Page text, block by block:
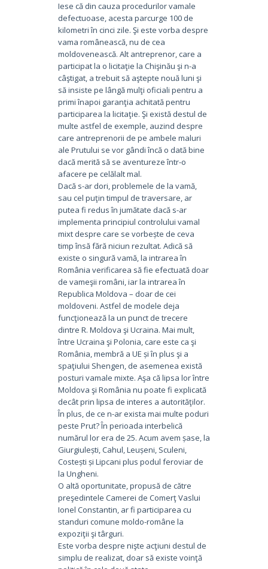
Iese că din cauza procedurilor vamale
defectuoase, acesta parcurge 100 de
kilometri în cinci zile. Şi este vorba despre
vama românească, nu de cea
moldovenească. Alt antreprenor, care a
participat la o licitaţie la Chişinău şi n-a
câştigat, a trebuit să aştepte nouă luni şi
să insiste pe lângă mulţi oficiali pentru a
primi înapoi garanţia achitată pentru
participarea la licitaţie. Şi există destul de
multe astfel de exemple, auzind despre
care antreprenorii de pe ambele maluri
ale Prutului se vor gândi încă o dată bine
dacă merită să se aventureze într-o
afacere pe celălalt mal.
Dacă s-ar dori, problemele de la vamă,
sau cel puţin timpul de traversare, ar
putea fi redus în jumătate dacă s-ar
implementa principiul controlului vamal
mixt despre care se vorbește de ceva
timp însă fără niciun rezultat. Adică să
existe o singură vamă, la intrarea în
România verificarea să fie efectuată doar
de vameşii români, iar la intrarea în
Republica Moldova – doar de cei
moldoveni. Astfel de modele deja
funcţionează la un punct de trecere
dintre R. Moldova şi Ucraina. Mai mult,
între Ucraina şi Polonia, care este ca şi
România, membră a UE și în plus şi a
spaţiului Shengen, de asemenea există
posturi vamale mixte. Aşa că lipsa lor între
Moldova şi România nu poate fi explicată
decât prin lipsa de interes a autorităţilor.
În plus, de ce n-ar exista mai multe poduri
peste Prut? În perioada interbelică
numărul lor era de 25. Acum avem șase, la
Giurgiulești, Cahul, Leușeni, Sculeni,
Costești și Lipcani plus podul feroviar de
la Ungheni.
O altă oportunitate, propusă de către
preşedintele Camerei de Comerţ Vaslui
Ionel Constantin, ar fi participarea cu
standuri comune moldo-române la
expoziţii şi târguri.
Este vorba despre nişte acţiuni destul de
simplu de realizat, doar să existe voinţă